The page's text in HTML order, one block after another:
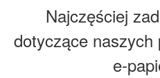
Najczęściej
dotyczące
e-